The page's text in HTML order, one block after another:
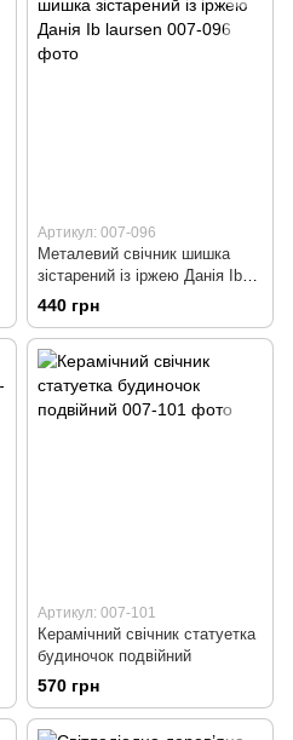
Артикул: 007-096
Металевий свічник шишка
зістарений із іржею Данія Ib
laursen
440 грн
Артикул: 007-101
Керамічний свічник статуетка
будиночок подвійний
570 грн